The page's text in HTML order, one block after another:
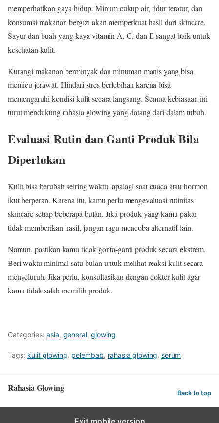
memperhatikan gaya hidup. Minum cukup air, tidur teratur, dan
konsumsi makanan bergizi akan memperkuat hasil dari skincare.
Sayur dan buah yang kaya vitamin A, C, dan E sangat baik untuk
kesehatan kulit.
Kurangi makanan berminyak dan minuman manis yang bisa
memicu jerawat. Hindari stres berlebihan karena bisa
memengaruhi kondisi kulit secara langsung. Semua kebiasaan ini
turut mendukung rahasia glowing yang datang dari dalam tubuh.
Evaluasi Rutin dan Ganti Produk Bila
Diperlukan
Kulit bisa berubah seiring waktu, apalagi saat cuaca atau hormon
ikut berperan. Karena itu, kamu perlu mengevaluasi rutinitas
skincare setiap beberapa bulan. Jika produk yang kamu pakai
tidak memberikan hasil, jangan ragu mencoba alternatif lain.
Namun, pastikan kamu tidak gonta-ganti produk secara ekstrem.
Beri waktu minimal satu bulan untuk melihat reaksi kulit secara
menyeluruh. Jika perlu, konsultasikan dengan dokter kulit agar
kamu tidak salah memilih produk.
Categories: asia, general, glowing
Tags: kulit glowing, pelembab, rahasia glowing, serum
Rahasia Glowing Back to top